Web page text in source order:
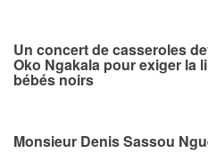
Un concert de casseroles
Oko Ngakala pour exiger la
bébés noirs
Monsieur Denis Sassou